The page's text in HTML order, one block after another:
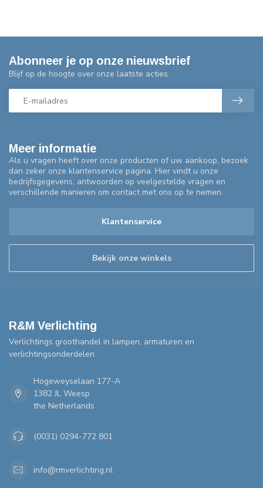
Meer informatie
Als u vragen heeft over onze producten of uw aankoop, bezoek
dan zeker onze klantenservice pagina. Hier vindt u onze
bedrijfsgegevens, antwoorden op veelgestelde vragen en
verschillende manieren om contact met ons op te nemen.
Klantenservice
Bekijk onze winkels
Abonneer je op onze nieuwsbrief
Blijf op de hoogte over onze laatste acties
R&M Verlichting
Verlichtings groothandel in lampen, armaturen en
verlichtingsonderdelen
Hogeweyselaan 177-A
1382 JL Weesp
the Netherlands
(0031) 0294-772 801
info@rmverlichting.nl